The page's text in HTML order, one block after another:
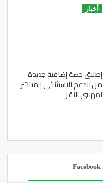
أخبار
إطلاق حصة إضافية جديدة
من الدعم الاستثنائي المباشر
لمهنيي النقل
Facebook